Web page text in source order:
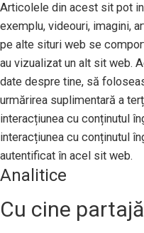
Articolele din acest sit pot
exemplu, videouri, imagini,
pe alte situri web se
au vizualizat un alt sit web.
date despre tine, să
urmărirea suplimentară a
interacțiunea cu conținutul
interacțiunea cu conținutul
autentificat în acel sit web.
Analitice
Cu cine